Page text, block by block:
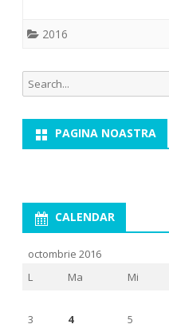
2016
Search
for:
PAGINA NOASTRA
CALENDAR
octombrie 2016
L
Ma Mi
3
4 5